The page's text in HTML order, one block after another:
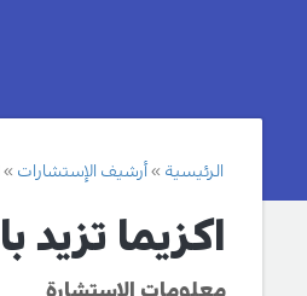
الرئيسية أرشيف الإستشارات
اكزيما تزيد
معلومات الإستشارة